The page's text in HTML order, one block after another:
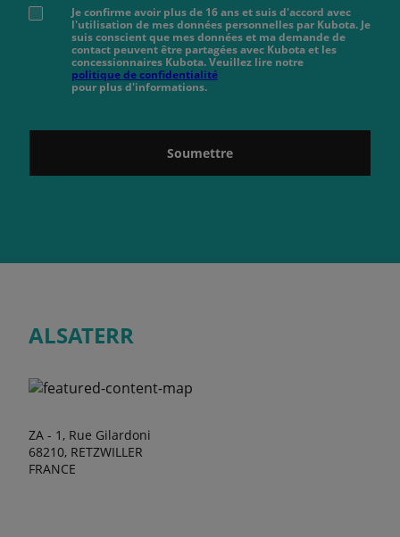
Je confirme avoir plus de 16 ans et suis d'accord avec
l'utilisation de mes données personnelles par Kubota. Je
suis conscient que mes données et ma demande de
contact peuvent être partagées avec Kubota et les
concessionnaires Kubota. Veuillez lire notre
politique de confidentialité
pour plus d'informations.
Soumettre
ALSATERR
ZA - 1, Rue Gilardoni
68210, RETZWILLER
FRANCE